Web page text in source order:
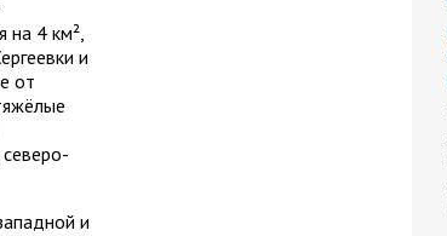
на 4 км²,
и
от
и